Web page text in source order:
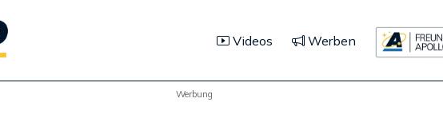
Videos Werben
Werbung